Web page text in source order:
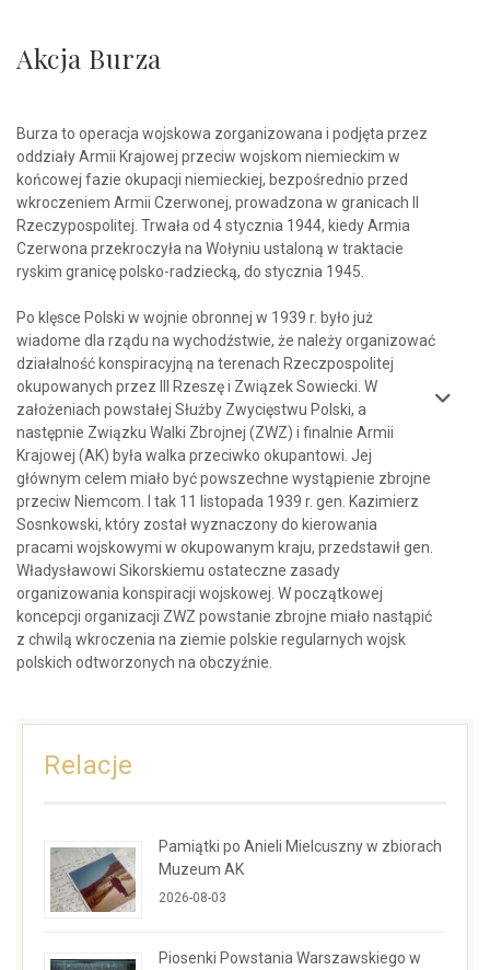
Akcja Burza
Burza to operacja wojskowa zorganizowana i podjęta przez
oddziały Armii Krajowej przeciw wojskom niemieckim w
końcowej fazie okupacji niemieckiej, bezpośrednio przed
wkroczeniem Armii Czerwonej, prowadzona w granicach II
Rzeczypospolitej. Trwała od 4 stycznia 1944, kiedy Armia
Czerwona przekroczyła na Wołyniu ustaloną w traktacie
ryskim granicę polsko-radziecką, do stycznia 1945.
Po klęsce Polski w wojnie obronnej w 1939 r. było już
wiadome dla rządu na wychodźstwie, że należy organizować
działalność konspiracyjną na terenach Rzeczpospolitej
okupowanych przez III Rzeszę i Związek Sowiecki. W
założeniach powstałej Służby Zwycięstwu Polski, a
następnie Związku Walki Zbrojnej (ZWZ) i finalnie Armii
Krajowej (AK) była walka przeciwko okupantowi. Jej
głównym celem miało być powszechne wystąpienie zbrojne
przeciw Niemcom. I tak 11 listopada 1939 r. gen. Kazimierz
Sosnkowski, który został wyznaczony do kierowania
pracami wojskowymi w okupowanym kraju, przedstawił gen.
Władysławowi Sikorskiemu ostateczne zasady
organizowania konspiracji wojskowej. W początkowej
koncepcji organizacji ZWZ powstanie zbrojne miało nastąpić
z chwilą wkroczenia na ziemie polskie regularnych wojsk
polskich odtworzonych na obczyźnie.
Relacje
Pamiątki po Anieli Mielcuszny w zbiorach
Muzeum AK
2026-08-03
Piosenki Powstania Warszawskiego w